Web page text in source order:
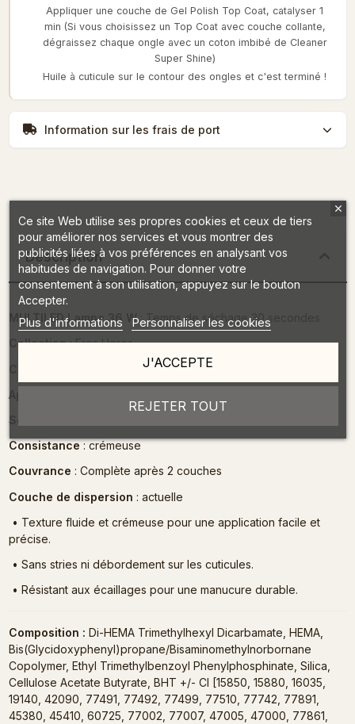
Appliquer une couche de Gel Polish Top Coat, catalyser 1
min (Si vous choisissez un Top Coat avec couche collante,
dégraissez chaque ongle avec un coton imbibé de Cleaner
Super Shine)
Huile à cuticule sur le contour des ongles et c'est terminé !
Information sur les frais de port
Description
MULTILED Lampe 36 W: Temps de séchage 30 secondes
Collection: Eros Heros
Application
Soluble dans le dissolvant ?
Consistance: crémeuse
Couvrance : Complète après 2 couches
Couche de dispersion : actuelle
• Texture fluide et crémeuse pour une application facile et
précise.
• Sans stries ni débordement sur les cuticules.
• Résistant aux écaillages pour une manucure durable.
Composition : Di-HEMA Trimethylhexyl Dicarbamate, HEMA,
Bis(Glycidoxyphenyl)propane/Bisaminomethylnorbornane
Copolymer, Ethyl Trimethylbenzoyl Phenylphosphinate, Silica,
Cellulose Acetate Butyrate, BHT +/- CI [15850, 15880, 16035,
19140, 42090, 77491, 77492, 77499, 77510, 77742, 77891,
45380, 45410, 60725, 77002, 77007, 47005, 47000, 77861,
Ce site Web utilise ses propres cookies et ceux de tiers
pour améliorer nos services et vous montrer des
publicités liées à vos préférences en analysant vos
habitudes de navigation. Pour donner votre
consentement à son utilisation, appuyez sur le bouton
Accepter.
Plus d'informations Personnaliser les cookies
REJETER TOUT
J'ACCEPTE